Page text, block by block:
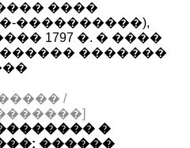
����
����������),
1797 �. � ����
�������
/
�
������